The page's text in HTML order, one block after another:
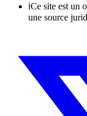
ℹCe site est un
une source